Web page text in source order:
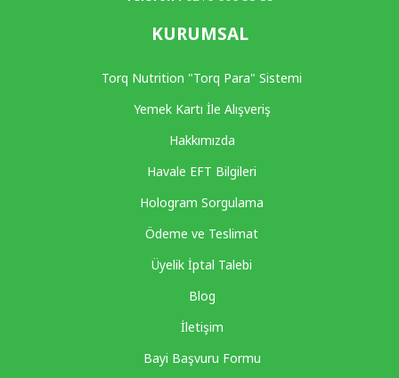
KURUMSAL
Torq Nutrition "Torq Para" Sistemi
Yemek Kartı İle Alışveriş
Hakkımızda
Havale EFT Bilgileri
Hologram Sorgulama
Ödeme ve Teslimat
Üyelik İptal Talebi
Blog
İletişim
Bayi Başvuru Formu